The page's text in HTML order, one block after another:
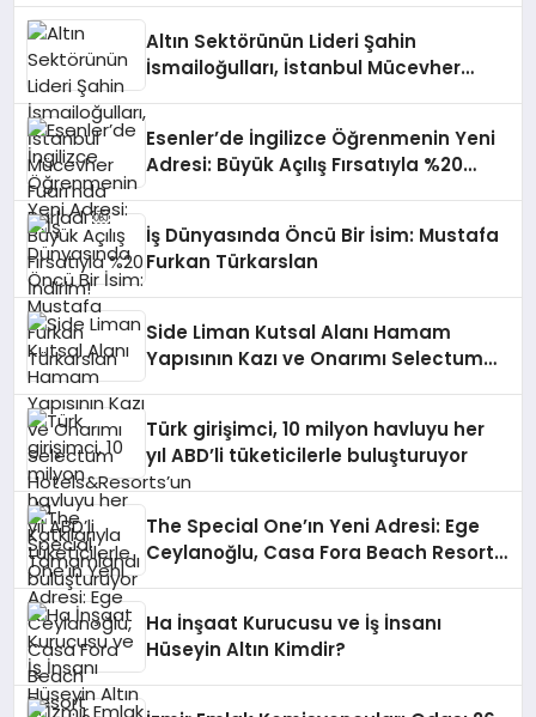
Altın Sektörünün Lideri Şahin
İsmailoğulları, İstanbul Mücevher
Esenler’de İngilizce Öğrenmenin Yeni
Adresi: Büyük Açılış Fırsatıyla %20
İş Dünyasında Öncü Bir İsim: Mustafa
Furkan Türkarslan
Side Liman Kutsal Alanı Hamam
Yapısının Kazı ve Onarımı Selectum
Türk girişimci, 10 milyon havluyu her
yıl ABD’li tüketicilerle buluşturuyor
The Special One’ın Yeni Adresi: Ege
Ceylanoğlu, Casa Fora Beach Resort
Ha İnşaat Kurucusu ve İş İnsanı
Hüseyin Altın Kimdir?